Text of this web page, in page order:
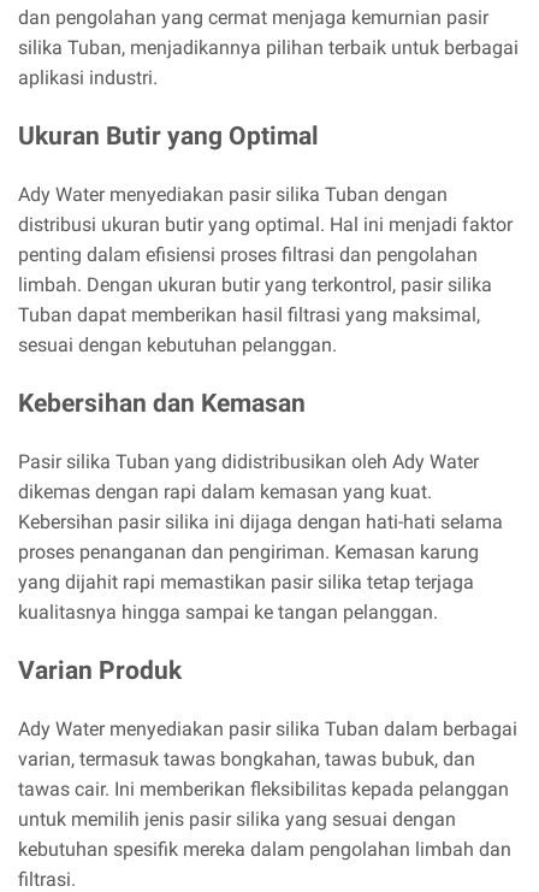
dan pengolahan yang cermat menjaga kemurnian pasir
silika Tuban, menjadikannya pilihan terbaik untuk berbagai
aplikasi industri.
Ukuran Butir yang Optimal
Ady Water menyediakan pasir silika Tuban dengan
distribusi ukuran butir yang optimal. Hal ini menjadi faktor
penting dalam efisiensi proses filtrasi dan pengolahan
limbah. Dengan ukuran butir yang terkontrol, pasir silika
Tuban dapat memberikan hasil filtrasi yang maksimal,
sesuai dengan kebutuhan pelanggan.
Kebersihan dan Kemasan
Pasir silika Tuban yang didistribusikan oleh Ady Water
dikemas dengan rapi dalam kemasan yang kuat.
Kebersihan pasir silika ini dijaga dengan hati-hati selama
proses penanganan dan pengiriman. Kemasan karung
yang dijahit rapi memastikan pasir silika tetap terjaga
kualitasnya hingga sampai ke tangan pelanggan.
Varian Produk
Ady Water menyediakan pasir silika Tuban dalam berbagai
varian, termasuk tawas bongkahan, tawas bubuk, dan
tawas cair. Ini memberikan fleksibilitas kepada pelanggan
untuk memilih jenis pasir silika yang sesuai dengan
kebutuhan spesifik mereka dalam pengolahan limbah dan
filtrasi.